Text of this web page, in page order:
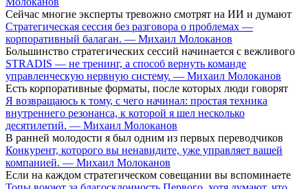
Сейчас многие эксперты тревожно смотрят на ИИ и думают
Стратегическая сессия без разговора о проблемах —
корпоративный балаган. — Михаил Молоканов
Большинство стратегических сессий начинается с вежливого
STRADIS — не тренинг, а способ вернуть команде
управленческую нервную систему. — Михаил Молоканов
Есть корпоративные форматы, после которых люди говорят
Я возвращаюсь к тому, с чего начинал: простая техника
внутреннего резонанса, к которой я шел несколько
десятилетий. — Михаил Молоканов
В ранней молодости я был одним из первых переводчиков
Конкурент, которого вы ненавидите, уже управляет вашей
компанией. — Михаил Молоканов
Если на каждом стратегическом совещании вы вспоминаете